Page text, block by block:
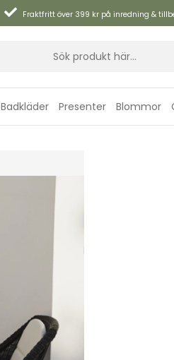
Fraktfritt över 399 kr på inredning &
Badkläder Presenter Blommor